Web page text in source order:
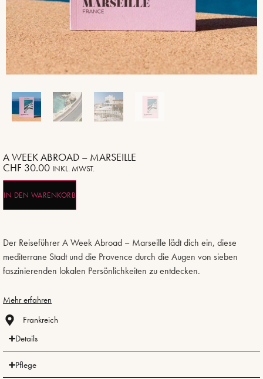
A WEEK ABROAD – MARSEILLE
CHF 30.00 INKL. MWST.
IN DEN WARENKORB
Der Reiseführer A Week Abroad – Marseille lädt dich ein, diese
mediterrane Stadt und die Provence durch die Augen von sieben
faszinierenden lokalen Persönlichkeiten zu entdecken.
Mehr erfahren
Frankreich
Details
Pflege